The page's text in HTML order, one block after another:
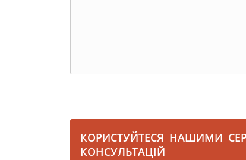
КОРИСТУЙТЕСЯ НАШИМИ
КОНСУЛЬТАЦІЙ